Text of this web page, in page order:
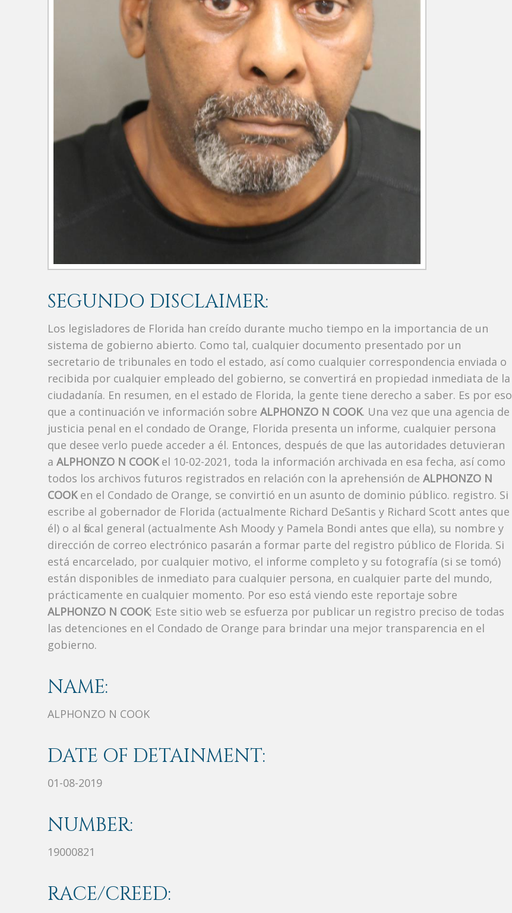
SEGUNDO DISCLAIMER:
Los legisladores de Florida han creído durante mucho tiempo en la importancia de un
sistema de gobierno abierto. Como tal, cualquier documento presentado por un
secretario de tribunales en todo el estado, así como cualquier correspondencia enviada o
recibida por cualquier empleado del gobierno, se convertirá en propiedad inmediata de la
ciudadanía. En resumen, en el estado de Florida, la gente tiene derecho a saber. Es por eso
que a continuación ve información sobre ALPHONZO N COOK. Una vez que una agencia de
justicia penal en el condado de Orange, Florida presenta un informe, cualquier persona
que desee verlo puede acceder a él. Entonces, después de que las autoridades detuvieran
a ALPHONZO N COOKel 10-02-2021, toda la información archivada en esa fecha, así como
todos los archivos futuros registrados en relación con la aprehensión de ALPHONZO N
COOKen el Condado de Orange, se convirtió en un asunto de dominio público. registro. Si
escribe al gobernador de Florida (actualmente Richard DeSantis y Richard Scott antes que
él) o al fiscal general (actualmente Ash Moody y Pamela Bondi antes que ella), su nombre y
dirección de correo electrónico pasarán a formar parte del registro público de Florida. Si
está encarcelado, por cualquier motivo, el informe completo y su fotografía (si se tomó)
están disponibles de inmediato para cualquier persona, en cualquier parte del mundo,
prácticamente en cualquier momento. Por eso está viendo este reportaje sobre
ALPHONZO N COOK; Este sitio web se esfuerza por publicar un registro preciso de todas
las detenciones en el Condado de Orange para brindar una mejor transparencia en el
gobierno.
NAME:
ALPHONZO N COOK
DATE OF DETAINMENT:
01-08-2019
NUMBER:
19000821
RACE/CREED: